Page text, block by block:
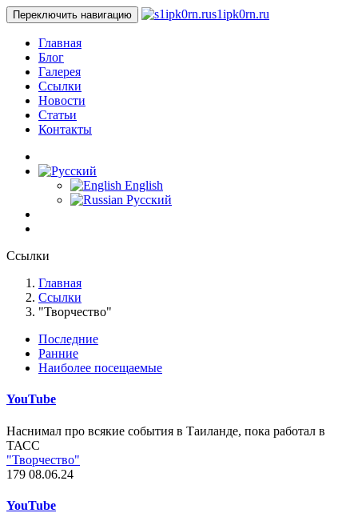
Переключить навигацию s1ipk0rn.ru
Главная
Блог
Галерея
Ссылки
Новости
Статьи
Контакты
English
Русский
Ссылки
Главная
Ссылки
"Творчество"
Последние
Ранние
Наиболее посещаемые
YouTube
Наснимал про всякие события в Таиланде, пока работал в
ТАСС
"Творчество"
179 08.06.24
YouTube